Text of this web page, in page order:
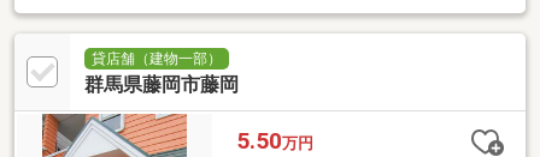
貸店舗（建物一部）
群馬県藤岡市藤岡
5.50万円